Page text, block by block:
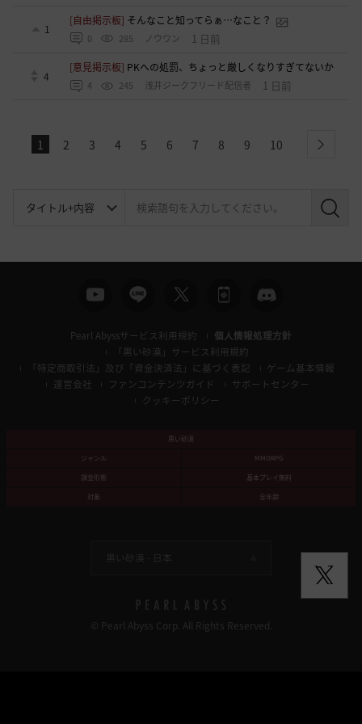
1
[自由掲示板] そんなこと知ってらぁ…なこと？
0 285 ノウワン 1 日前
4
[意見掲示板] PKへの処罰、ちょっと厳しくなりすぎてないか
4 245 浅井ジークフリード配信者 1 日前
1 2 3 4 5 6 7 8 9 10 next
検
Pearl Abyssサービス利用規約
個人情報処理方針
「黒い砂漠」サービス利用規約
「特定商取引法」及び「資金決済法」に基づく表記
ゲーム基本情報
運営会社
ファンコンテンツガイド
サポートセンター
クッキーポリシー
黒い砂漠
ジャンル
MMORPG
課金形態
基本プレイ無料
対象
全年齢
黒い砂漠 - 日本
© Pearl Abyss Corp. All Rights Reserved.